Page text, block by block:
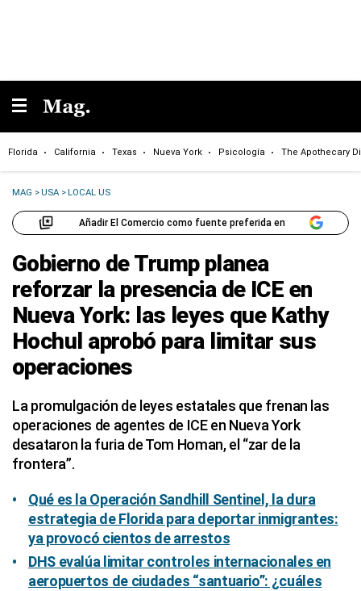
Florida California Texas Nueva York Psicología The Apothecary
MAG >USA >LOCAL US
Añadir El Comercio como fuente preferida en
Gobierno de Trump planea
reforzar la presencia de ICE en
Nueva York: las leyes que Kathy
Hochul aprobó para limitar sus
operaciones
La promulgación de leyes estatales que frenan las
operaciones de agentes de ICE en Nueva York
desataron la furia de Tom Homan, el “zar de la
frontera”.
Qué es la Operación Sandhill Sentinel, la dura
estrategia de Florida para deportar inmigrantes:
ya provocó cientos de arrestos
DHS evalúa limitar controles internacionales en
aeropuertos de ciudades “santuario”: ¿cuáles